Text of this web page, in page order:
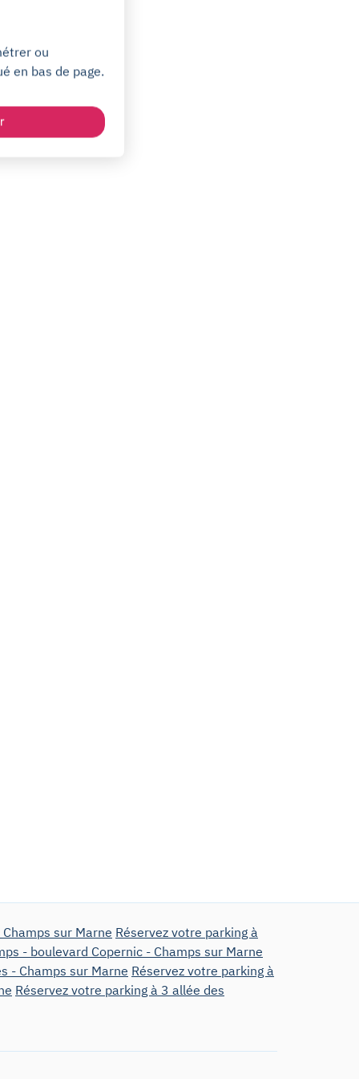
sur Marne Réservez votre parking à
- boulevard Copernic - Champs sur Marne
- Champs sur Marne Réservez votre parking à
Réservez votre parking à 3 allée des
ou
en bas de page.